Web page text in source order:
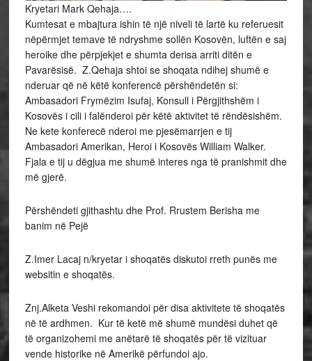
Kryetari Mark Qehaja….
Kumtesat e mbajtura ishin të një niveli të lartë ku referuesit
nëpërmjet temave të ndryshme sollën Kosovën, luftën e saj
heroike dhe përpjekjet e shumta derisa arriti ditën e
Pavarësisë. Z.Qehaja shtoi se shoqata ndihej shumë e
nderuar që në këtë konferencë përshëndetën si:
Ambasadori Frymëzim Isufaj, Konsull i Përgjithshëm i
Kosovës i cili i falënderoi për këtë aktivitet të rëndësishëm.
Ne kete konferecë nderoi me pjesëmarrjen e tij
Ambasadori Amerikan, Heroi i Kosovës William Walker.
Fjala e tij u dëgjua me shumë interes nga të pranishmit dhe
më gjerë.
Përshëndeti gjithashtu dhe Prof. Rrustem Berisha me
banim në Pejë
Z.Imer Lacaj n/kryetar i shoqatës diskutoi rreth punës me
websitin e shoqatës.
Znj.Alketa Veshi rekomandoi për disa aktivitete të shoqatës
në të ardhmen. Kur të ketë më shumë mundësi duhet që
të organizohemi me anëtarë të shoqatës për të vizituar
vende historike në Amerikë përfundoi ajo.